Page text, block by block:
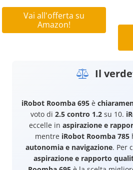
Vai all'offerta su
Amazon!
Il
iRobot Roomba 695è
voto di 2.5 contro 1.2su 10.
eccelle in aspirazione e
mentre iRobot Roomba 785
autonomia e navigazione. Per
aspirazione e rapporto